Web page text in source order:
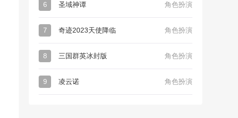
6 圣域神谭 角色扮演
7 奇迹2023天使降临 角色扮演
8 三国群英冰封版 角色扮演
9 凌云诺 角色扮演